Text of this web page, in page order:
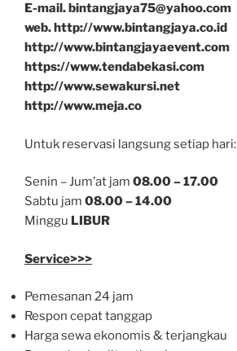
E-mail. bintangjaya75@yahoo.com
web. http://www.bintangjaya.co.id
http://www.bintangjayaevent.com
https://www.tendabekasi.com
http://www.sewakursi.net
http://www.meja.co
Untuk reservasi langsung setiap hari:
Senin – Jum’at jam 08.00 – 17.00
Sabtu jam 08.00 – 14.00
Minggu LIBUR
Service>>>
Pemesanan 24 jam
Respon cepat tanggap
Harga sewa ekonomis & terjangkau